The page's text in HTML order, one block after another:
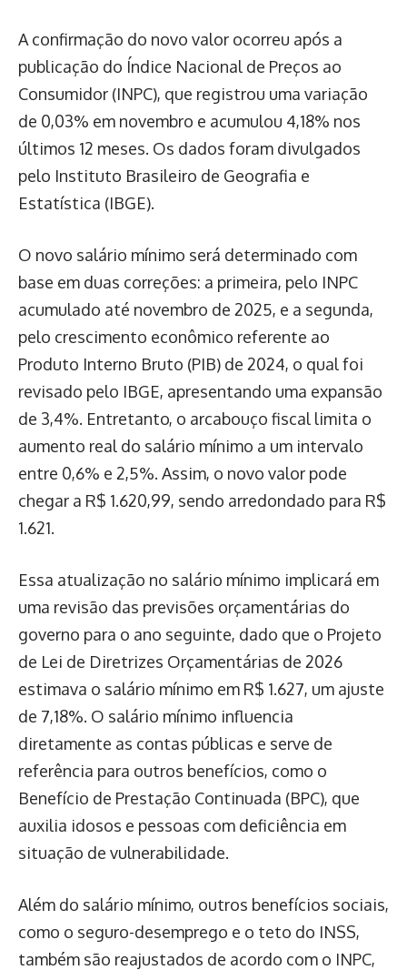
A confirmação do novo valor ocorreu após a
publicação do Índice Nacional de Preços ao
Consumidor (INPC), que registrou uma variação
de 0,03% em novembro e acumulou 4,18% nos
últimos 12 meses. Os dados foram divulgados
pelo Instituto Brasileiro de Geografia e
Estatística (IBGE).
O novo salário mínimo será determinado com
base em duas correções: a primeira, pelo INPC
acumulado até novembro de 2025, e a segunda,
pelo crescimento econômico referente ao
Produto Interno Bruto (PIB) de 2024, o qual foi
revisado pelo IBGE, apresentando uma expansão
de 3,4%. Entretanto, o arcabouço fiscal limita o
aumento real do salário mínimo a um intervalo
entre 0,6% e 2,5%. Assim, o novo valor pode
chegar a R$ 1.620,99, sendo arredondado para R$
1.621.
Essa atualização no salário mínimo implicará em
uma revisão das previsões orçamentárias do
governo para o ano seguinte, dado que o Projeto
de Lei de Diretrizes Orçamentárias de 2026
estimava o salário mínimo em R$ 1.627, um ajuste
de 7,18%. O salário mínimo influencia
diretamente as contas públicas e serve de
referência para outros benefícios, como o
Benefício de Prestação Continuada (BPC), que
auxilia idosos e pessoas com deficiência em
situação de vulnerabilidade.
Além do salário mínimo, outros benefícios sociais,
como o seguro-desemprego e o teto do INSS,
também são reajustados de acordo com o INPC,